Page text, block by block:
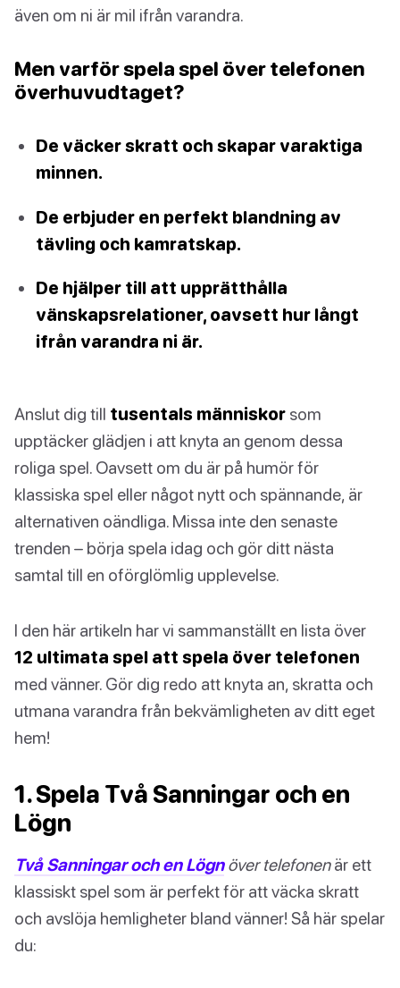
även om ni är mil ifrån varandra.
Men varför spela spel över telefonen
överhuvudtaget?
De väcker skratt och skapar varaktiga
minnen.
De erbjuder en perfekt blandning av
tävling och kamratskap.
De hjälper till att upprätthålla
vänskapsrelationer, oavsett hur långt
ifrån varandra ni är.
Anslut dig till tusentals människor som
upptäcker glädjen i att knyta an genom dessa
roliga spel. Oavsett om du är på humör för
klassiska spel eller något nytt och spännande, är
alternativen oändliga. Missa inte den senaste
trenden – börja spela idag och gör ditt nästa
samtal till en oförglömlig upplevelse.
I den här artikeln har vi sammanställt en lista över
12 ultimata spel att spela över telefonen
med vänner. Gör dig redo att knyta an, skratta och
utmana varandra från bekvämligheten av ditt eget
hem!
1. Spela Två Sanningar och en
Lögn
Två Sanningar och en Lögnöver telefonenär ett
klassiskt spel som är perfekt för att väcka skratt
och avslöja hemligheter bland vänner! Så här spelar
du: